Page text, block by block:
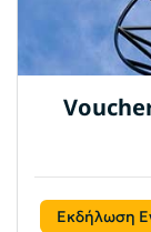
Εκδήλωση